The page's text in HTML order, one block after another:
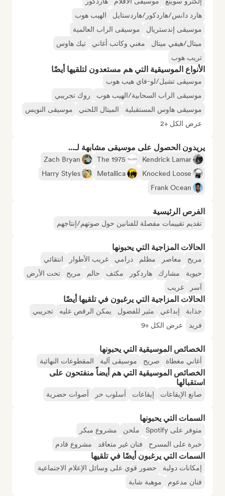
هارد دانس/هاردكور/هاردستايل
الهيب هوب
موسيقى إندستريال
موسيقى الراب العالمية
ميتال/هيفي ميتال
مغني وكاتب أغاني
تيك هاوس
تريب هوب
الأنواع الموسيقية التي هم مستعدون لتلقيها أيضًا
موسيقى تشيل/لو-فاي هيب هوب
موسيقى الراب السحابية/الهيب هوب
روك تجريبي
موسيقى هاوس المستقبلية
الميتال اللحني
موسيقى النويس
عرض الكل +2
يريدون الحصول على موسيقى مشابهة لـ...
Kendrick Lamar
The 1975
Zach Bryan
Knocked Loose
Metallica
Harry Styles
Frank Ocean
الفرص الرئيسية
تقديم تقييمات مفصلة للفنانين حول صوتهم/إنتاجهم
الحالات المزاجية التي يحبونها
مريح معاصر مظلم درامي غريب الأطوار
انتقائي
حيوية
مشارك هاردكور مكثف حالم مريح
تحت الأرض
آسر
غريب
الحالات المزاجية التي يرغبون في تلقيها أيضًا
جذابة إبداعي مثير للفضول يمكن الرقص عليه
تجريبي
فريد
عرض الكل +9
الخصائص الموسيقية التي يحبونها
أغاني مغطاة صريح موسيقى آلية المقطوعات النهائية
الخصائص الموسيقية التي هم أيضاً منفتحون على
استقبالها
صانع الإيقاعات إيقاعات أسلوب حر أصوات حضرية
السمات التي يحبونها
متوفر على Spotify ملحن
مشروع مبكر
خبرة على المسرح
فنان غير متعاقد مشروع قادم
السمات التي يرغبون أيضًا في تلقيها
إمكانات دولية
حضور قوي على وسائل الإعلام الاجتماعية
فنان مدعوم
موهبة شابة